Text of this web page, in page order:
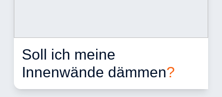
Soll ich meine
Innenwände dämmen?